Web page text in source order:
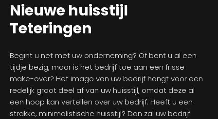
Nieuwe huisstijl
Teteringen
Begint u net met uw onderneming? Of bent u al een
tijdje bezig, maar is het bedrijf toe aan een frisse
make-over? Het imago van uw bedrijf hangt voor een
redelijk groot deel af van uw huisstijl, omdat deze al
een hoop kan vertellen over uw bedrijf. Heeft u een
strakke, minimalistische huisstijl? Dan zal uw bedrijf